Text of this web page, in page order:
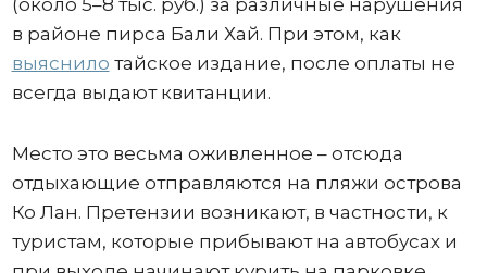
(около 5–8 тыс. руб.) за различные нарушения
в районе пирса Бали Хай. При этом, как
выяснило тайское издание, после оплаты не
всегда выдают квитанции.
Место это весьма оживленное – отсюда
отдыхающие отправляются на пляжи острова
Ко Лан. Претензии возникают, в частности, к
туристам, которые прибывают на автобусах и